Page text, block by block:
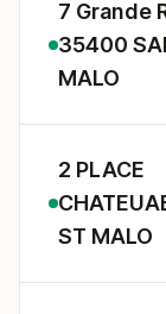
7 Grande
35400
MALO
2 PLACE
ST MALO